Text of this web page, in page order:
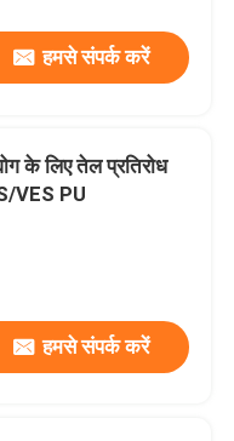
हमसे संपर्क करें
के लिए तेल प्रतिरोध
VES PU
हमसे संपर्क करें